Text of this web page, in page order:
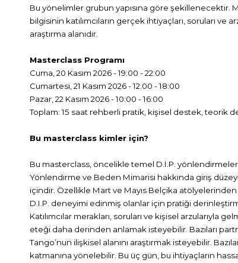
Bu yönelimler grubun yapısına göre şekillenecektir.
bilgisinin katılımcıların gerçek ihtiyaçları, soruları ve
araştırma alanıdır.
Masterclass Programı
Cuma, 20 Kasım 2026 - 19:00 - 22:00
Cumartesi, 21 Kasım 2026 - 12:00 - 18:00
Pazar, 22 Kasım 2026 - 10:00 - 16:00
Toplam: 15 saat rehberli pratik, kişisel destek, teorik
Bu masterclass kimler için?
Bu masterclass, öncelikle temel D.I.P.
Yönlendirme ve Beden Mimarisi hakkında giriş
içindir. Özellikle Mart ve Mayıs Belçika
D.I.P. deneyimi edinmiş olanlar için pratiği
Katılımcılar merakları, soruları ve kişisel arzularıyla
eteği daha derinden anlamak isteyebilir. Bazıları
Tango’nun ilişkisel alanını araştırmak isteyebilir.
katmanına yönelebilir. Bu üç gün, bu ihtiyaçların